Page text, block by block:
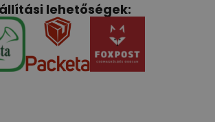
lehetőségek: